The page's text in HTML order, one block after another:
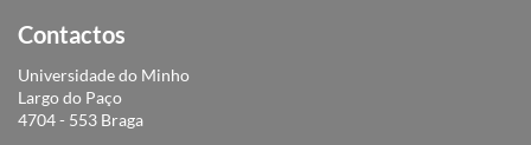
Contactos
Universidade do Minho
Largo do Paço
4704 - 553 Braga